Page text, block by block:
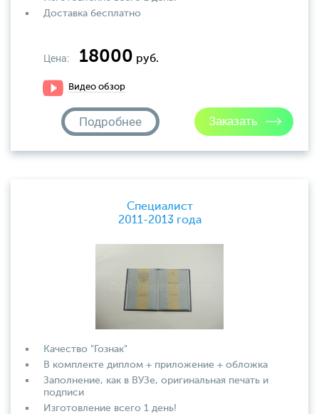
Доставка бесплатно
Цена: 18000 руб.
Видео обзор
Подробнее
Специалист
2011-2013 года
Качество "Гознак"
В комплекте диплом + приложение + обложка
Заполнение, как в ВУЗе, оригинальная печать и
подписи
Изготовление всего 1 день!